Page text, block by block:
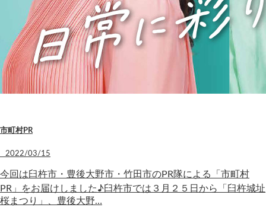
市町村PR
2022/03/15
今回は臼杵市・豊後大野市・竹田市のPR隊による「市町村
PR」をお届けしました♪臼杵市では３月２５日から「臼杵城址
桜まつり」、豊後大野…